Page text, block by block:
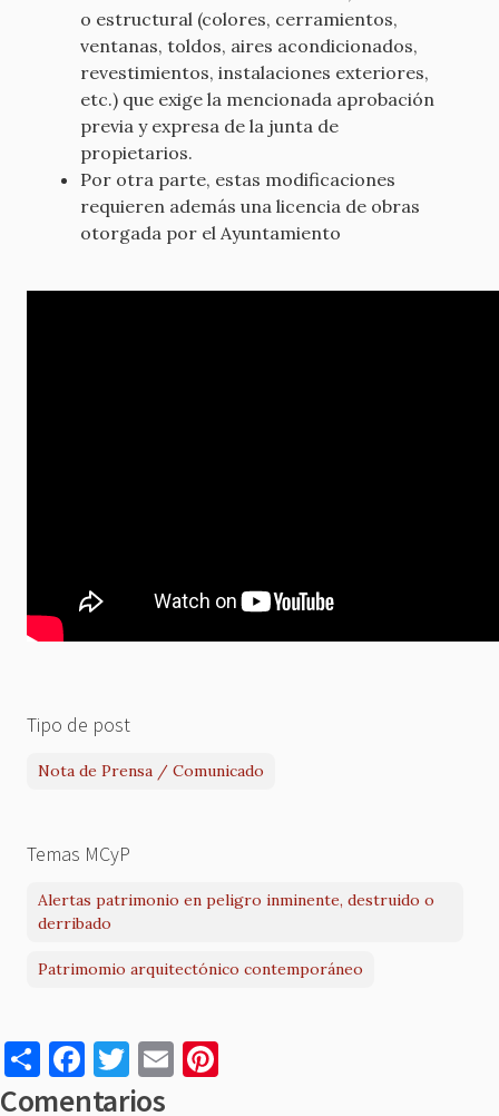
o estructural (colores, cerramientos,
ventanas, toldos, aires acondicionados,
revestimientos, instalaciones exteriores,
etc.) que exige la mencionada aprobación
previa y expresa de la junta de
propietarios.
Por otra parte, estas modificaciones
requieren además una licencia de obras
otorgada por el Ayuntamiento
Tipo de post
Nota de Prensa / Comunicado
Temas MCyP
Alertas patrimonio en peligro inminente, destruido o
derribado
Patrimomio arquitectónico contemporáneo
S
h
F
a
T
w
E
m
Comentarios